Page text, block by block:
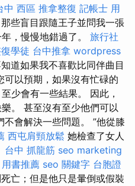
中 西區 推拿整復 記帳士 用
些盲目跟隨王子並問我一張
，慢慢地錯過了。 旅行社
學徒 台中推拿 wordpress
道如果我不喜歡比同伴曲目
以預期，如果沒有忙碌的
少會有一些結果。 因此，
。 甚至沒有至少他們可以
會解決一些問題。 ”他從膝
西屯肩頸放鬆 她檢查了女人
台中 抓龍筋 seo marketing
書推薦 seo 關鍵字 台胞證
亡；但是他只是暈倒或假裝